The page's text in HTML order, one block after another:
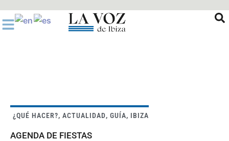
al
contenido
¿QUÉ HACER?, ACTUALIDAD, GUÍA, IBIZA
AGENDA DE FIESTAS